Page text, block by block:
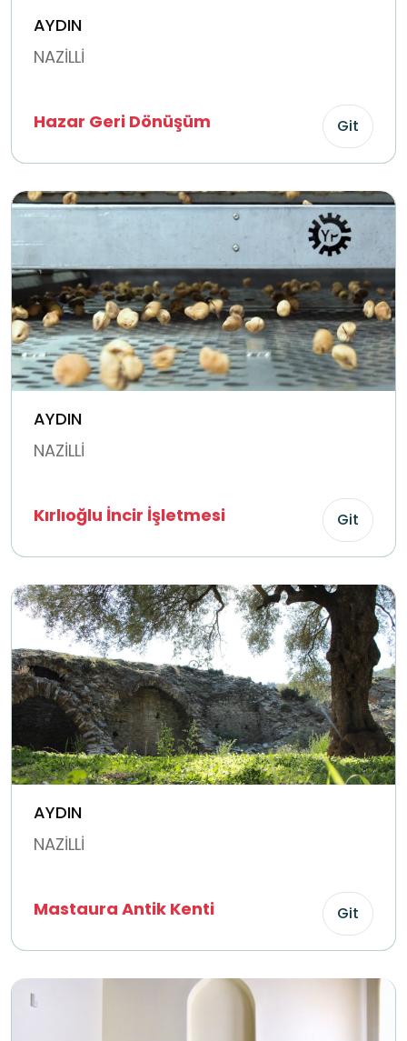
AYDIN
NAZİLLİ
Hazar Geri Dönüşüm Git
AYDIN
NAZİLLİ
Kırlıoğlu İncir İşletmesi Git
AYDIN
NAZİLLİ
Mastaura Antik Kenti Git